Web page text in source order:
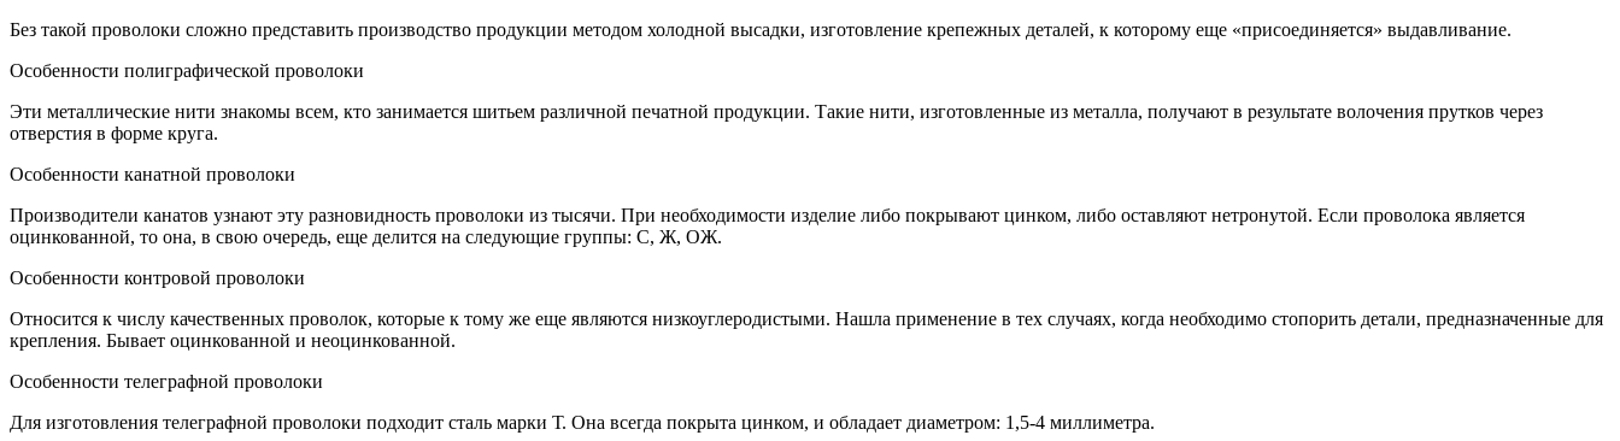
Без такой проволоки сложно представить производство продукции методом холодной высадки, изготовление крепежных деталей, к которому еще «присоединяется» выдавливание.
Особенности полиграфической проволоки
Эти металлические нити знакомы всем, кто занимается шитьем различной печатной продукции. Такие нити, изготовленные из металла, получают в результате волочения прутков через
отверстия в форме круга.
Особенности канатной проволоки
Производители канатов узнают эту разновидность проволоки из тысячи. При необходимости изделие либо покрывают цинком, либо оставляют нетронутой. Если проволока является
оцинкованной, то она, в свою очередь, еще делится на следующие группы: С, Ж, ОЖ.
Особенности контровой проволоки
Относится к числу качественных проволок, которые к тому же еще являются низкоуглеродистыми. Нашла применение в тех случаях, когда необходимо стопорить детали, предназначенные для
крепления. Бывает оцинкованной и неоцинкованной.
Особенности телеграфной проволоки
Для изготовления телеграфной проволоки подходит сталь марки Т. Она всегда покрыта цинком, и обладает диаметром: 1,5-4 миллиметра.